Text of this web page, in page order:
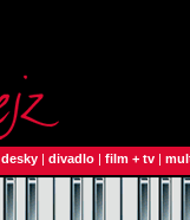
desky | divadlo | film + tv |